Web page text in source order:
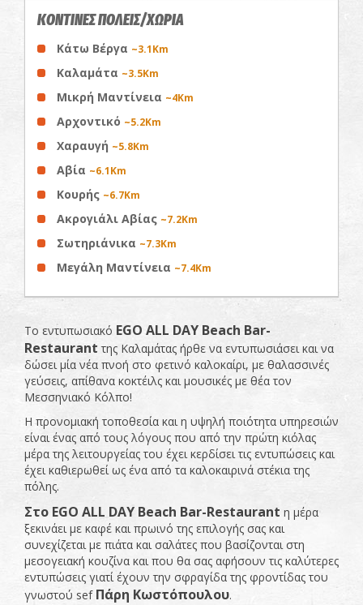
ΚΟΝΤΙΝΕΣ ΠΟΛΕΙΣ/ΧΩΡΙΑ
Κάτω Βέργα ~3.1Km
Καλαμάτα ~3.5Km
Μικρή Μαντίνεια ~4Km
Αρχοντικό ~5.2Km
Χαραυγή ~5.8Km
Αβία ~6.1Km
Κουρής ~6.7Km
Ακρογιάλι Αβίας ~7.2Km
Σωτηριάνικα ~7.3Km
Μεγάλη Μαντίνεια ~7.4Km
Το εντυπωσιακό EGO ALL DAY Βeach Bar-
Restaurant της Καλαμάτας ήρθε να εντυπωσιάσει και να
δώσει μία νέα πνοή στο φετινό καλοκαίρι, με θαλασσινές
γεύσεις, απίθανα κοκτέιλς και μουσικές με θέα τον
Μεσσηνιακό Κόλπο!
Η προνομιακή τοποθεσία και η υψηλή ποιότητα υπηρεσιών
είναι ένας από τους λόγους που από την πρώτη κιόλας
μέρα της λειτουργείας του έχει κερδίσει τις εντυπώσεις και
έχει καθιερωθεί ως ένα από τα καλοκαιρινά στέκια της
πόλης.
Στο EGO ALL DAY Βeach Bar-Restaurant η μέρα
ξεκινάει με καφέ και πρωινό της επιλογής σας και
συνεχίζεται με πιάτα και σαλάτες που βασίζονται στη
μεσογειακή κουζίνα και που θα σας αφήσουν τις καλύτερες
εντυπώσεις γιατί έχουν την σφραγίδα της φροντίδας του
γνωστού sef Πάρη Κωστόπουλου.